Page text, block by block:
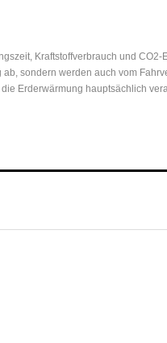
Kraftstoffverbrauch und CO2-
sondern werden auch vom
Erderwärmung hauptsächlich